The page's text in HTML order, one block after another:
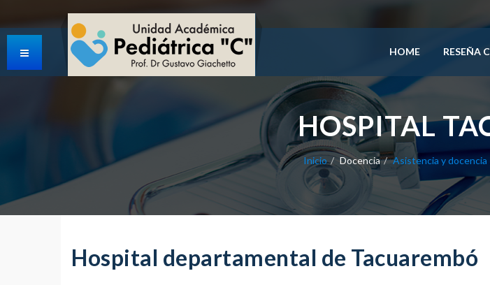
HOME RESEÑA
HOSPITAL
Inicio Docencia Asistencia y docencia
Hospital departamental de Tacuarembó